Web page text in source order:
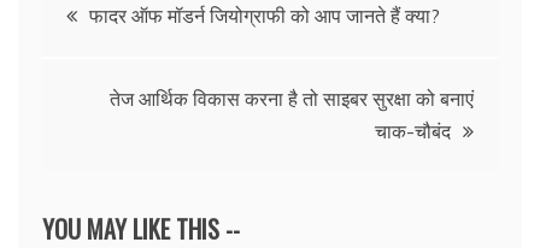
फादर ऑफ मॉडर्न जियोग्राफी को आप जानते हैं क्या?
तेज आर्थिक विकास करना है तो साइबर सुरक्षा को बनाएं
चाक-चौबंद
YOU MAY LIKE THIS --